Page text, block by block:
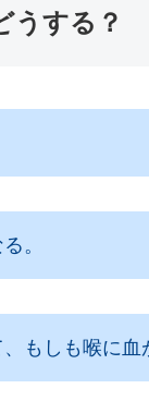
うする？
。
もしも喉に血